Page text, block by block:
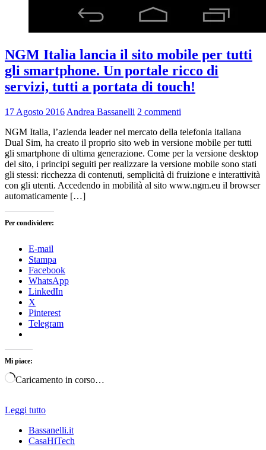
NGM Italia lancia il sito mobile per tutti
gli smartphone. Un portale ricco di
servizi, tutti a portata di touch!
17 Agosto 2016 Andrea Bassanelli 2 commenti
NGM Italia, l’azienda leader nel mercato della telefonia italiana
Dual Sim, ha creato il proprio sito web in versione mobile per tutti
gli smartphone di ultima generazione. Come per la versione desktop
del sito, i principi seguiti per realizzare la versione mobile sono stati
gli stessi: ricchezza di contenuti, semplicità di fruizione e interattività
con gli utenti. Accedendo in mobilità al sito www.ngm.eu il browser
automaticamente […]
Per condividere:
E-mail
Stampa
Facebook
WhatsApp
LinkedIn
X
Pinterest
Telegram
Mi piace:
Caricamento in corso…
Leggi tutto
Bassanelli.it
CasaHiTech